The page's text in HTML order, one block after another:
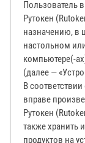
Пользователь
Рутокен
назначению, в
настольном
компьютере(-
(далее —
В
вправе
Рутокен
также хранить
продуктов на